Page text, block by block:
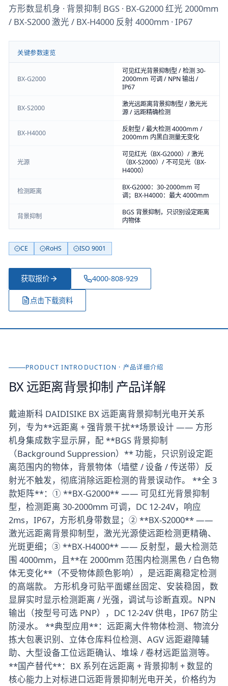
方形数显机身 · 背景抑制 BGS · BX-G2000 红光 2000mm
/ BX-S2000 激光 / BX-H4000 反射 4000mm · IP67
关键参数速览
BX-G2000
可见红光背景抑制型 / 检测 30-
2000mm 可调 / NPN 输出 /
IP67
BX-S2000
激光远距离背景抑制型 / 激光光
源 / 远距精确检测
BX-H4000
反射型 / 最大检测 4000mm /
2000mm 内黑白测量无变化
光源
可见红光（BX-G2000）/ 激光
（BX-S2000）/ 不可见光（BX-
H4000）
检测距离
BX-G2000：30-2000mm 可
调；BX-H4000：最大 4000mm
背景抑制
BGS 背景抑制，只识别设定距离
内物体
CE RoHS ISO 9001
获取报价 4000-808-929
点击下载资料
PRODUCT INTRODUCTION · 产品详细介绍
BX 远距离背景抑制 产品详解
戴迪斯科 DAIDISIKE BX 远距离背景抑制光电开关系
列，专为**远距离 + 强背景干扰**场景设计 —— 方形
机身集成数字显示屏，配 **BGS 背景抑制
（Background Suppression）** 功能，只识别设定距
离范围内的物体，背景物体（墙壁 / 设备 / 传送带）反
射光不触发，彻底消除远距检测的背景误动作。 **全 3
款矩阵**：① **BX-G2000** —— 可见红光背景抑制
型，检测距离 30-2000mm 可调，DC 12-24V，响应
2ms，IP67，方形机身带数显；② **BX-S2000** ——
激光远距离背景抑制型，激光光源使远距检测更精确、
光斑更细；③ **BX-H4000** —— 反射型，最大检测范
围 4000mm，且**在 2000mm 范围内检测黑色 / 白色物
体无变化**（不受物体颜色影响），是远距离稳定检测
的高端款。 方形机身可贴平面螺丝固定、安装稳固，数
显屏实时显示检测距离 / 光强，调试与诊断直观。NPN
输出（按型号可选 PNP），DC 12-24V 供电，IP67 防尘
防浸水。 **典型应用**：远距离大件物体检测、物流分
拣大包裹识别、立体仓库料位检测、AGV 远距避障辅
助、大型设备工位远距确认、堆垛 / 卷材远距监测等。
**国产替代**：BX 系列在远距离 + 背景抑制 + 数显的
核心能力上对标进口远距背景抑制光电开关，价格约为